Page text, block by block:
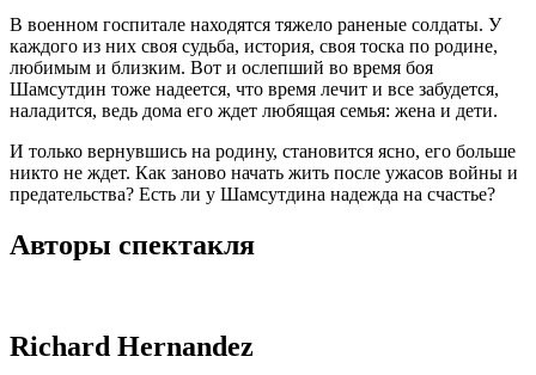
В военном госпитале находятся тяжело раненые солдаты. У
каждого из них своя судьба, история, своя тоска по родине,
любимым и близким. Вот и ослепший во время боя
Шамсутдин тоже надеется, что время лечит и все забудется,
наладится, ведь дома его ждет любящая семья: жена и дети.
И только вернувшись на родину, становится ясно, его больше
никто не ждет. Как заново начать жить после ужасов войны и
предательства? Есть ли у Шамсутдина надежда на счастье?
Авторы спектакля
Richard Hernandez